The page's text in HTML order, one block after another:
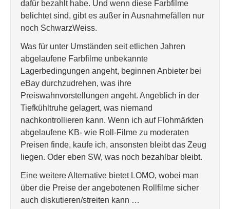
dafür bezahlt habe. Und wenn diese Farbfilme
belichtet sind, gibt es außer in Ausnahmefällen nur
noch SchwarzWeiss.
Was für unter Umständen seit etlichen Jahren
abgelaufene Farbfilme unbekannte
Lagerbedingungen angeht, beginnen Anbieter bei
eBay durchzudrehen, was ihre
Preiswahnvorstellungen angeht. Angeblich in der
Tiefkühltruhe gelagert, was niemand
nachkontrollieren kann. Wenn ich auf Flohmärkten
abgelaufene KB- wie Roll-Filme zu moderaten
Preisen finde, kaufe ich, ansonsten bleibt das Zeug
liegen. Oder eben SW, was noch bezahlbar bleibt.
Eine weitere Alternative bietet LOMO, wobei man
über die Preise der angebotenen Rollfilme sicher
auch diskutieren/streiten kann …